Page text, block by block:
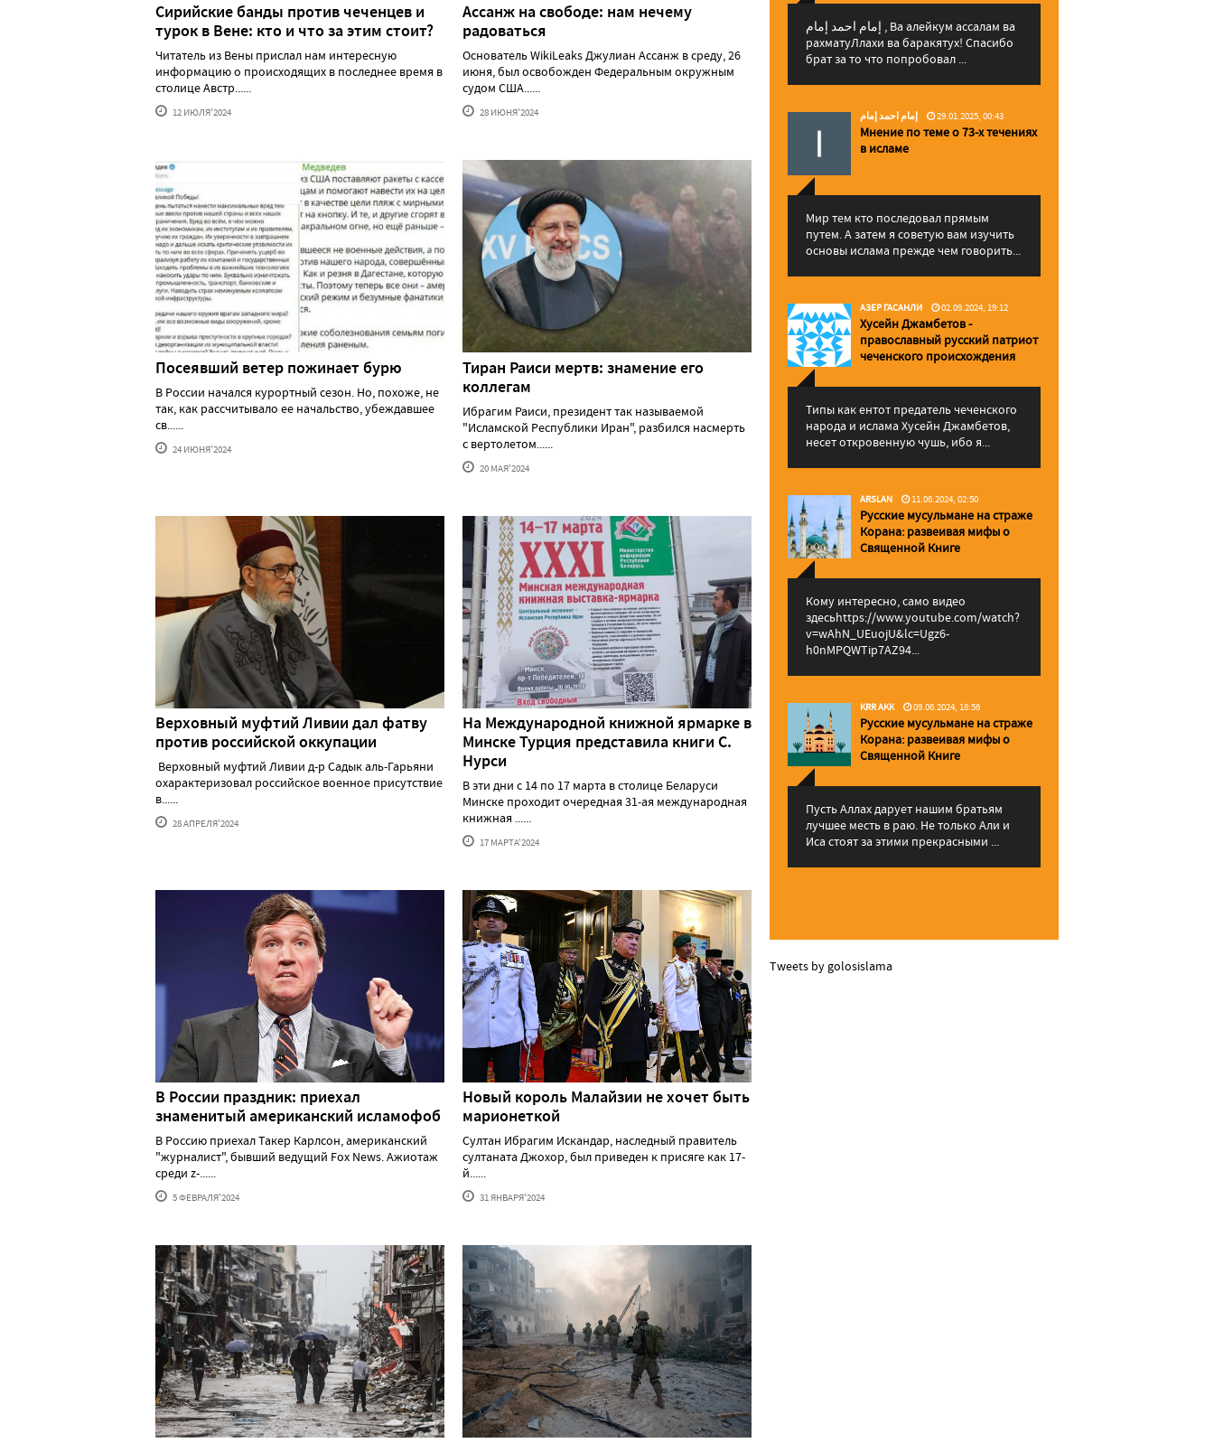
Сирийские банды против чеченцев и
турок в Вене: кто и что за этим стоит?
Читатель из Вены прислал нам интересную
информацию о происходящих в последнее время в
столице Австр......
12 ИЮЛЯ'2024
Ассанж на свободе: нам нечему
радоваться
Основатель WikiLeaks Джулиан Ассанж в среду, 26
июня, был освобожден Федеральным окружным
судом США......
28 ИЮНЯ'2024
Посеявший ветер пожинает бурю
В России начался курортный сезон. Но, похоже, не
так, как рассчитывало ее начальство, убеждавшее
св......
24 ИЮНЯ'2024
Тиран Раиси мертв: знамение его
коллегам
Ибрагим Раиси, президент так называемой
"Исламской Республики Иран", разбился насмерть
с вертолетом......
20 МАЯ'2024
Верховный муфтий Ливии дал фатву
против российской оккупации
Верховный муфтий Ливии д-р Садык аль-Гарьяни
охарактеризовал российское военное присутствие
в......
28 АПРЕЛЯ'2024
На Международной книжной ярмарке в
Минске Турция представила книги С.
Нурси
В эти дни с 14 по 17 марта в столице Беларуси
Минске проходит очередная 31-ая международная
книжная ......
17 МАРТА'2024
В России праздник: приехал
знаменитый американский исламофоб
В Россию приехал Такер Карлсон, американский
"журналист", бывший ведущий Fox News. Ажиотаж
среди z-......
5 ФЕВРАЛЯ'2024
Новый король Малайзии не хочет быть
марионеткой
Султан Ибрагим Искандар, наследный правитель
султаната Джохор, был приведен к присяге как 17-
й......
31 ЯНВАРЯ'2024
إمام احمد إمام , Ва алейкум ассалам ва
рахматуЛлахи ва баракятух! Спасибо
брат за то что попробовал ...
إمام احمد إمام 29.01.2025, 00:43
Мнение по теме о 73-х течениях
в исламе
Мир тем кто последовал прямым
путем. А затем я советую вам изучить
основы ислама прежде чем говорить...
АЗЕР ГАСАНЛИ 02.09.2024, 19:12
Хусейн Джамбетов -
православный русский патриот
чеченского происхождения
Типы как ентот предатель чеченского
народа и ислама Хусейн Джамбетов,
несет откровенную чушь, ибо я...
ARSLAN 11.06.2024, 02:50
Русские мусульмане на страже
Корана: pазвеивая мифы о
Священной Книге
Кому интересно, само видео
здесьhttps://www.youtube.com/watch?
v=wAhN_UEuojU&lc=Ugz6-
h0nMPQWTip7AZ94...
KRR AKK 09.06.2024, 18:56
Русские мусульмане на страже
Корана: pазвеивая мифы о
Священной Книге
Пусть Аллах дарует нашим братьям
лучшее месть в раю. Не только Али и
Иса стоят за этими прекрасными ...
Tweets by golosislama